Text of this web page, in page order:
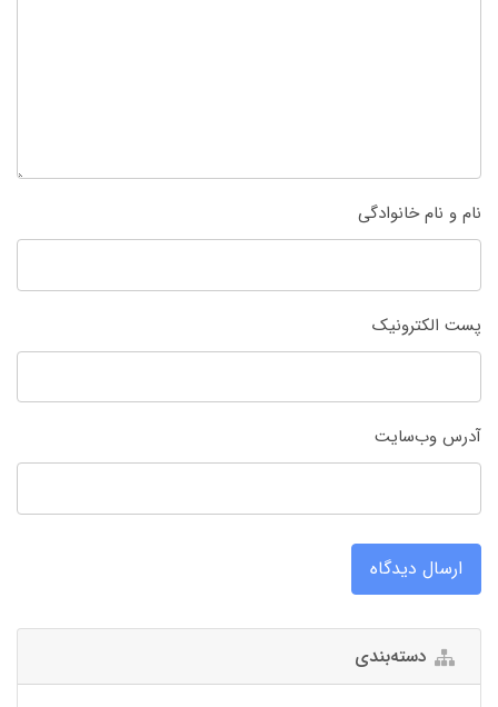
نام و نام خانوادگی
پست الکترونیک
آدرس وب‌سایت
ارسال دیدگاه
دسته‌بندی